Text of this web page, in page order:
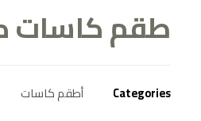
طقم كاسات
Categories أطقم كاسات